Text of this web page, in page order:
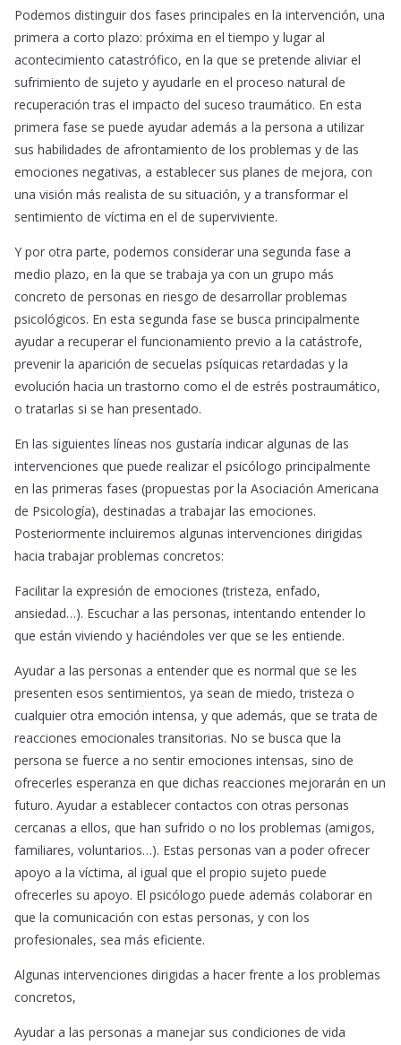
Podemos distinguir dos fases principales en la intervención, una
primera a corto plazo: próxima en el tiempo y lugar al
acontecimiento catastrófico, en la que se pretende aliviar el
sufrimiento de sujeto y ayudarle en el proceso natural de
recuperación tras el impacto del suceso traumático. En esta
primera fase se puede ayudar además a la persona a utilizar
sus habilidades de afrontamiento de los problemas y de las
emociones negativas, a establecer sus planes de mejora, con
una visión más realista de su situación, y a transformar el
sentimiento de víctima en el de superviviente.
Y por otra parte, podemos considerar una segunda fase a
medio plazo, en la que se trabaja ya con un grupo más
concreto de personas en riesgo de desarrollar problemas
psicológicos. En esta segunda fase se busca principalmente
ayudar a recuperar el funcionamiento previo a la catástrofe,
prevenir la aparición de secuelas psíquicas retardadas y la
evolución hacia un trastorno como el de estrés postraumático,
o tratarlas si se han presentado.
En las siguientes líneas nos gustaría indicar algunas de las
intervenciones que puede realizar el psicólogo principalmente
en las primeras fases (propuestas por la Asociación Americana
de Psicología), destinadas a trabajar las emociones.
Posteriormente incluiremos algunas intervenciones dirigidas
hacia trabajar problemas concretos:
Facilitar la expresión de emociones (tristeza, enfado,
ansiedad…). Escuchar a las personas, intentando entender lo
que están viviendo y haciéndoles ver que se les entiende.
Ayudar a las personas a entender que es normal que se les
presenten esos sentimientos, ya sean de miedo, tristeza o
cualquier otra emoción intensa, y que además, que se trata de
reacciones emocionales transitorias. No se busca que la
persona se fuerce a no sentir emociones intensas, sino de
ofrecerles esperanza en que dichas reacciones mejorarán en un
futuro. Ayudar a establecer contactos con otras personas
cercanas a ellos, que han sufrido o no los problemas (amigos,
familiares, voluntarios…). Estas personas van a poder ofrecer
apoyo a la víctima, al igual que el propio sujeto puede
ofrecerles su apoyo. El psicólogo puede además colaborar en
que la comunicación con estas personas, y con los
profesionales, sea más eficiente.
Algunas intervenciones dirigidas a hacer frente a los problemas
concretos,
Ayudar a las personas a manejar sus condiciones de vida